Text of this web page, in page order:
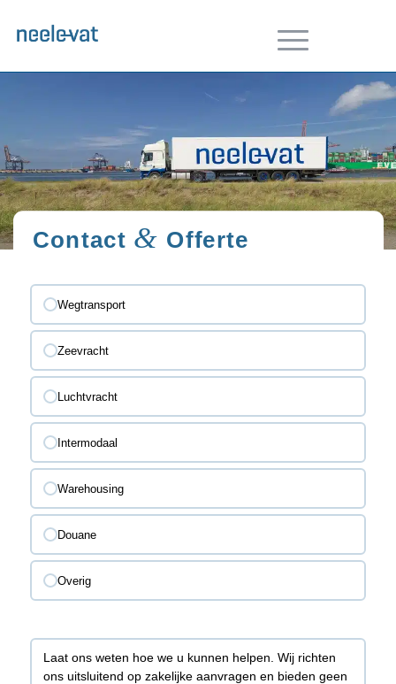
Contact & Offerte
Wegtransport
Zeevracht
Luchtvracht
Intermodaal
Warehousing
Douane
Overig
(Vereist)